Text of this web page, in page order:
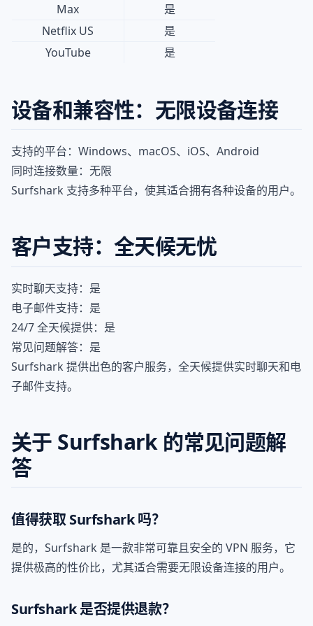
Max
是
Netflix US
是
YouTube
是
设备和兼容性：无限设备连接
支持的平台：Windows、macOS、iOS、Android
同时连接数量：无限
Surfshark 支持多种平台，使其适合拥有各种设备的用户。
客户支持：全天候无忧
实时聊天支持：是
电子邮件支持：是
24/7 全天候提供：是
常见问题解答：是
Surfshark 提供出色的客户服务，全天候提供实时聊天和电
子邮件支持。
关于 Surfshark 的常见问题解
答
值得获取 Surfshark 吗？
是的，Surfshark 是一款非常可靠且安全的 VPN 服务，它
提供极高的性价比，尤其适合需要无限设备连接的用户。
Surfshark 是否提供退款？